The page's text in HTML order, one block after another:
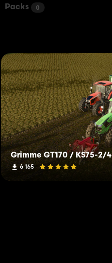
Packs 0
Grimme GT170 / KS75-2/4
6 165